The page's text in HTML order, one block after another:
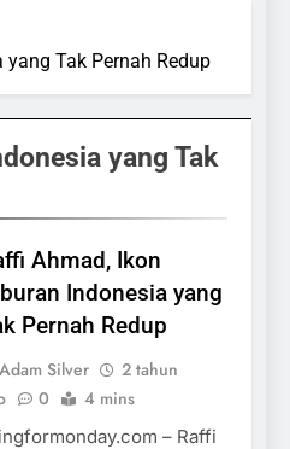
Tak Pernah Redup
yang Tak
Ahmad, Ikon
Indonesia yang
Pernah Redup
Adam Silver
2 tahun
0 4 mins
– Raffi